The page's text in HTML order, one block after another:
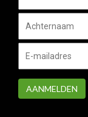
AANMELDEN